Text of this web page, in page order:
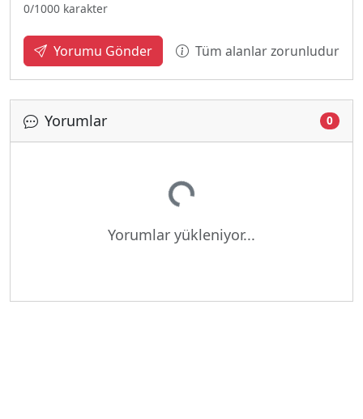
0/1000 karakter
Yorumu Gönder Tüm alanlar zorunludur
Yorumlar 0
Yükleniyor...
Yorumlar yükleniyor...